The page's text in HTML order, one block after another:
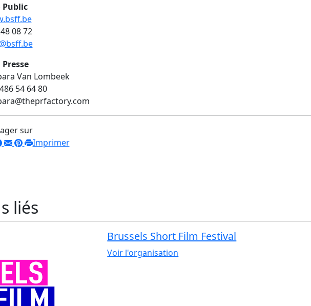
08 72
Van Lombeek
54 64 80
sur
Imprimer
liés
Brussels Short Film Festival
Voir l'organisation